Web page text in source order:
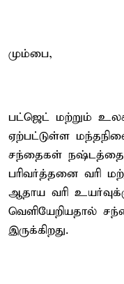
மும்பை,
பட்ஜெட் மற்றும்
ஏற்பட்டுள்ள
சந்தைகள் நஷ்டத்தை
பரிவர்த்தனை வரி
ஆதாய வரி
வெளியேறியதால்
இருக்கிறது.